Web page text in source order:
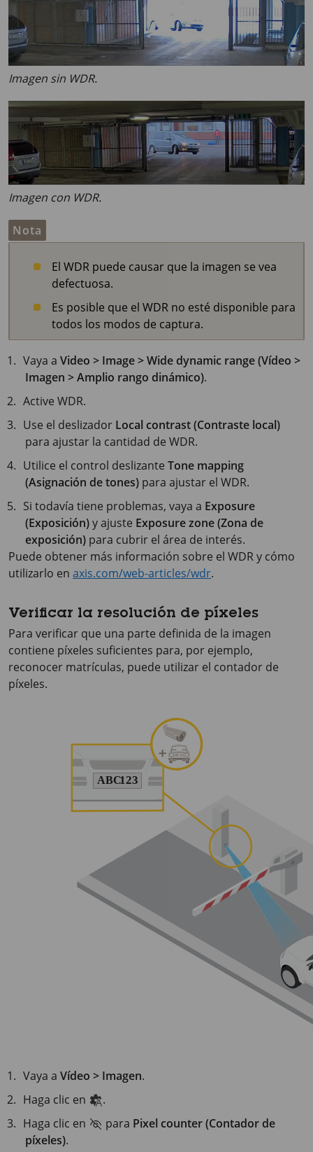
Imagen sin WDR.
Imagen con WDR.
Nota
El WDR puede causar que la imagen se vea
defectuosa.
Es posible que el WDR no esté disponible para
todos los modos de captura.
Vaya aVideo > Image > Wide dynamic range (Vídeo >
Imagen > Amplio rango dinámico).
Active WDR.
Use el deslizador Local contrast (Contraste local)
para ajustar la cantidad de WDR.
Utilice el control deslizanteTone mapping
(Asignación de tones) para ajustar el WDR.
Si todavía tiene problemas, vaya a Exposure
(Exposición)y ajuste Exposure zone (Zona de
exposición) para cubrir el área de interés.
Puede obtener más información sobre el WDR y cómo
utilizarlo en axis.com/web-articles/wdr.
Verificar la resolución de píxeles
Para verificar que una parte definida de la imagen
contiene píxeles suficientes para, por ejemplo,
reconocer matrículas, puede utilizar el contador de
píxeles.
Vaya aVídeo > Imagen.
Haga clic en
.
Haga clic en
para Pixel counter (Contador de
píxeles).